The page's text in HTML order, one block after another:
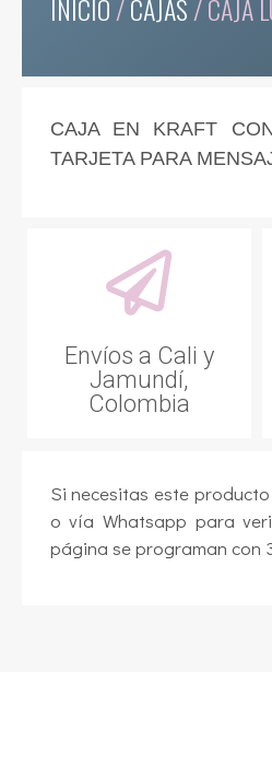
INICIO/CAJAS/ CAJA
CAJA EN KRAFT
TARJETA PARA
Envíos a Cali y
Jamundí,
Colombia
Si necesitas este
o vía Whatsapp para
página se programan con